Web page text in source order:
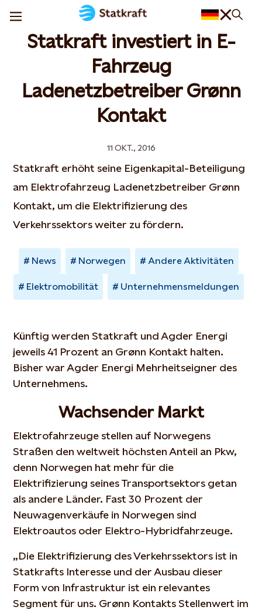
Statkraft investiert in E-
Fahrzeug
Ladenetzbetreiber Grønn
Kontakt
11 OKT., 2016
Statkraft erhöht seine Eigenkapital-Beteiligung
am Elektrofahrzeug Ladenetzbetreiber Grønn
Kontakt, um die Elektrifizierung des
Verkehrssektors weiter zu fördern.
News Norwegen Andere Aktivitäten
Elektromobilität Unternehmensmeldungen
Künftig werden Statkraft und Agder Energi
jeweils 41 Prozent an Grønn Kontakt halten.
Bisher war Agder Energi Mehrheitseigner des
Unternehmens.
Wachsender Markt
Elektrofahrzeuge stellen auf Norwegens
Straßen den weltweit höchsten Anteil an Pkw,
denn Norwegen hat mehr für die
Elektrifizierung seines Transportsektors getan
als andere Länder. Fast 30 Prozent der
Neuwagenverkäufe in Norwegen sind
Elektroautos oder Elektro-Hybridfahrzeuge.
„Die Elektrifizierung des Verkehrssektors ist in
Statkrafts Interesse und der Ausbau dieser
Form von Infrastruktur ist ein relevantes
Segment für uns. Grønn Kontakts Stellenwert im